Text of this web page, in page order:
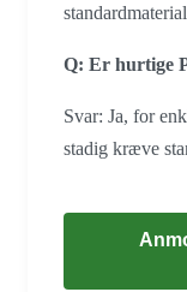
Q: Er hurtige
Svar: Ja, for
stadig kræve